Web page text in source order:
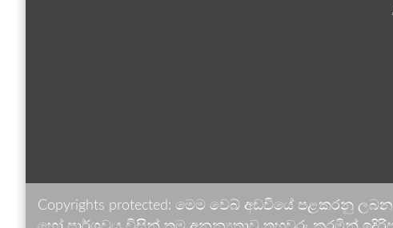
Copyrights protected: මෙම වෙබ් අඩවියේ